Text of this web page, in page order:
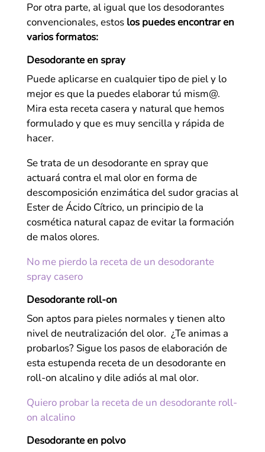
Por otra parte, al igual que los desodorantes
convencionales, estos los puedes encontrar en
varios formatos:
Desodorante en spray
Puede aplicarse en cualquier tipo de piel y lo
mejor es que la puedes elaborar tú mism@.
Mira esta receta casera y natural que hemos
formulado y que es muy sencilla y rápida de
hacer.
Se trata de un desodorante en spray que
actuará contra el mal olor en forma de
descomposición enzimática del sudor gracias al
Ester de Ácido Cítrico, un principio de la
cosmética natural capaz de evitar la formación
de malos olores.
No me pierdo la receta de un desodorante
spray casero
Desodorante roll-on
Son aptos para pieles normales y tienen alto
nivel de neutralización del olor. ¿Te animas a
probarlos? Sigue los pasos de elaboración de
esta estupenda receta de un desodorante en
roll-on alcalino y dile adiós al mal olor.
Quiero probar la receta de un desodorante roll-
on alcalino
Desodorante en polvo